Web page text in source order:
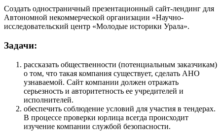
Создать одностраничный презентационный сайт-лендинг для
Автономной некоммерческой организации «Научно-
исследовательский центр «Молодые историки Урала».
Задачи:
рассказать общественности (потенциальным заказчикам)
о том, что такая компания существует, сделать АНО
узнаваемой. Сайт компании должен отражать
серьезность и авторитетность ее учредителей и
исполнителей.
обеспечить соблюдение условий для участия в тендерах.
В процессе проверки юрлица всегда происходит
изучение компании службой безопасности.